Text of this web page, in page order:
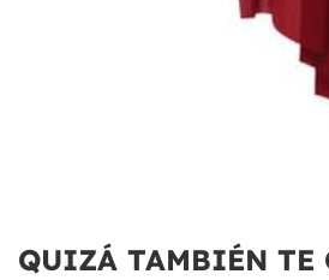
QUIZÁ TAMBIÉN TE